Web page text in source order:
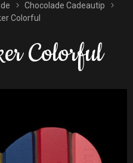
Chocolade Cadeautip
Colorful
Colorful